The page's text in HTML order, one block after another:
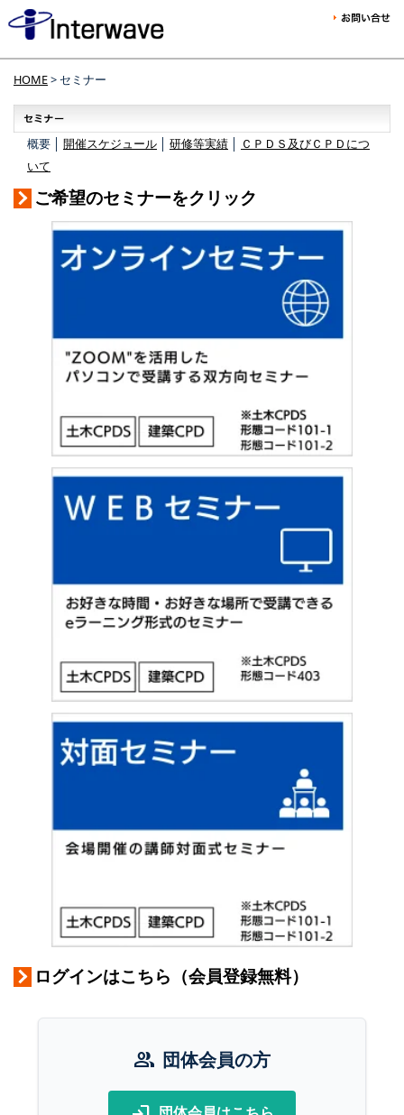
HOME> セミナー
概要 │ 開催スケジュール 研修等実績
ＣＰＤＳ及びＣＰＤにつ
いて
ご希望のセミナーをクリック
ログインはこちら（会員登録無料）
group 団体会員の方